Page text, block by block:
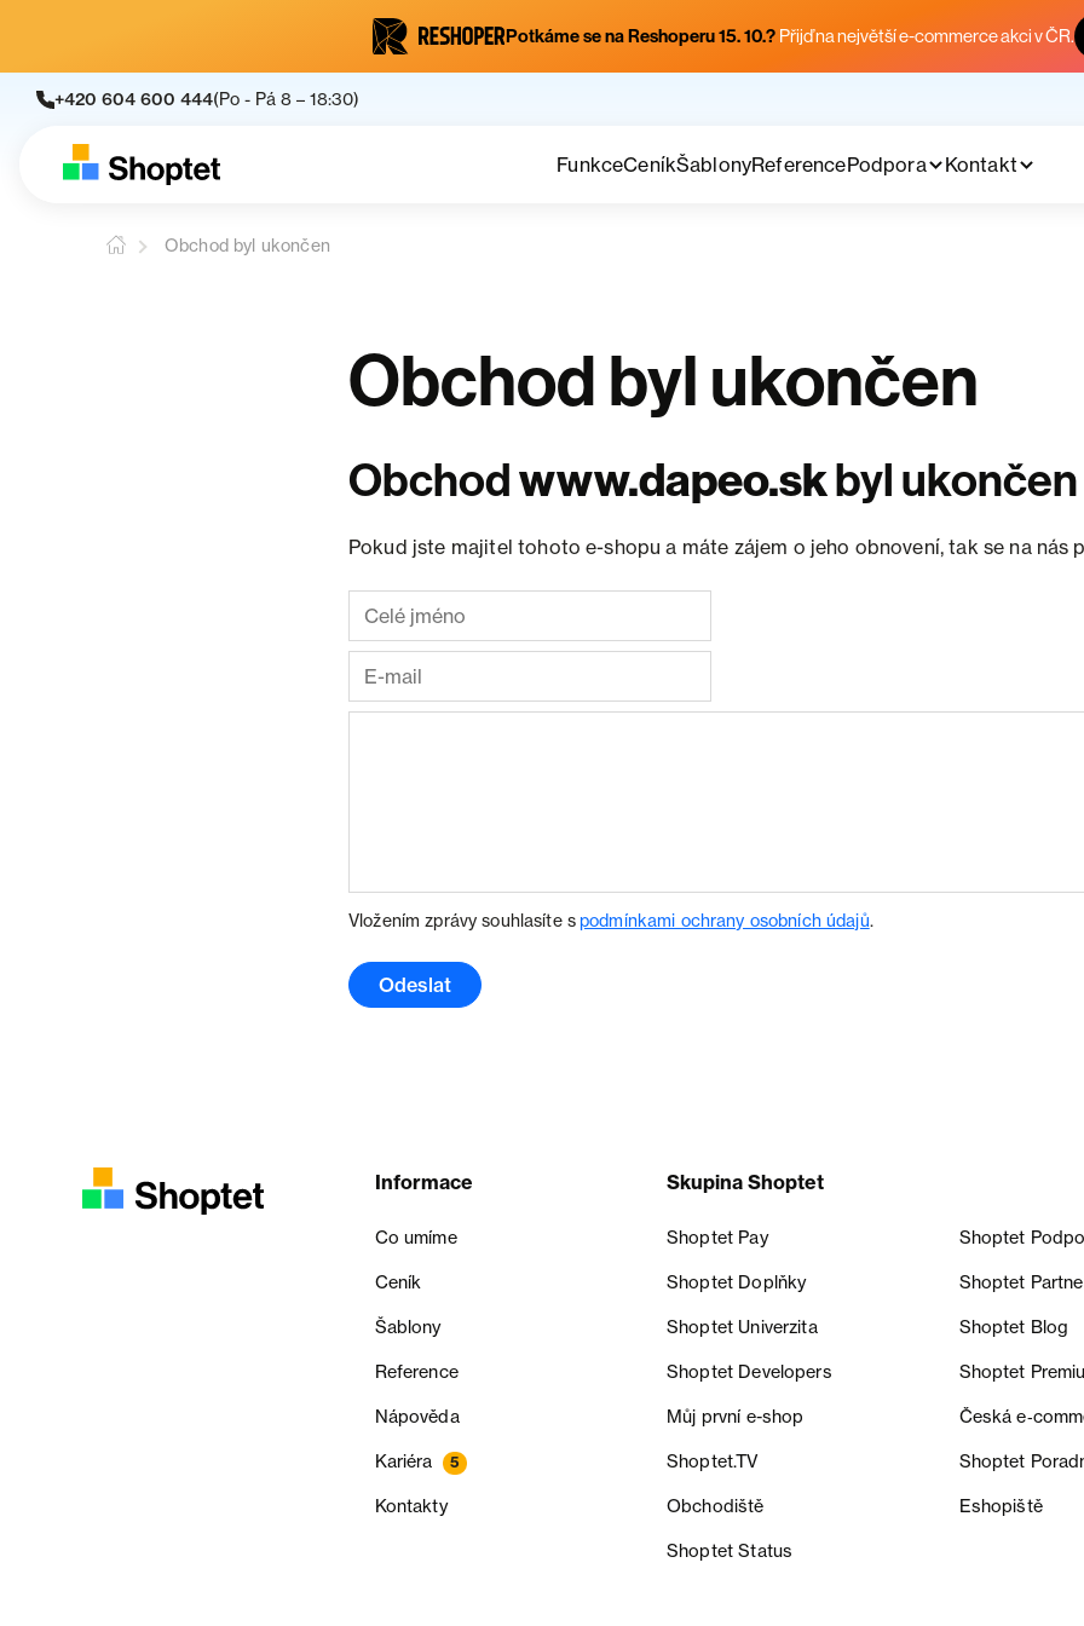
Potkáme se na Reshoperu 15. 10.? Přijď na největší e-commerce akci v ČR.
+420 604 600 444(Po - Pá 8 – 18:30)
FunkceCeníkŠablonyReferencePodpora Kontakt
Obchod byl ukončen
Obchod byl ukončen
Obchodwww.dapeo.skbyl ukončen
Pokud jste majitel tohoto e-shopu a máte zájem o jeho obnovení, tak se na nás
Vložením zprávy souhlasíte spodmínkami ochrany osobních údajů.
Odeslat
Informace
Co umíme
Ceník
Šablony
Reference
Nápověda
Kariéra 5
Kontakty
Skupina Shoptet
Shoptet Pay Shoptet
Shoptet Doplňky Shoptet
Shoptet Univerzita Shoptet Blog
Shoptet Developers Shoptet
Můj první e-shop Česká
Shoptet.TV Shoptet
Obchodiště Eshopiště
Shoptet Status